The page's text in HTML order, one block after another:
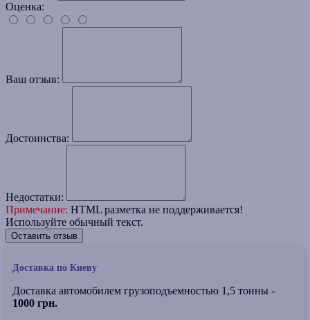
Оценка:
Ваш отзыв:
Достоинства:
Недостатки:
Примечание: HTML разметка не поддерживается!
Используйте обычный текст.
Оставить отзыв
Доставка по Киеву
Доставка автомобилем грузоподъемностью 1,5 тонны -
1000 грн.